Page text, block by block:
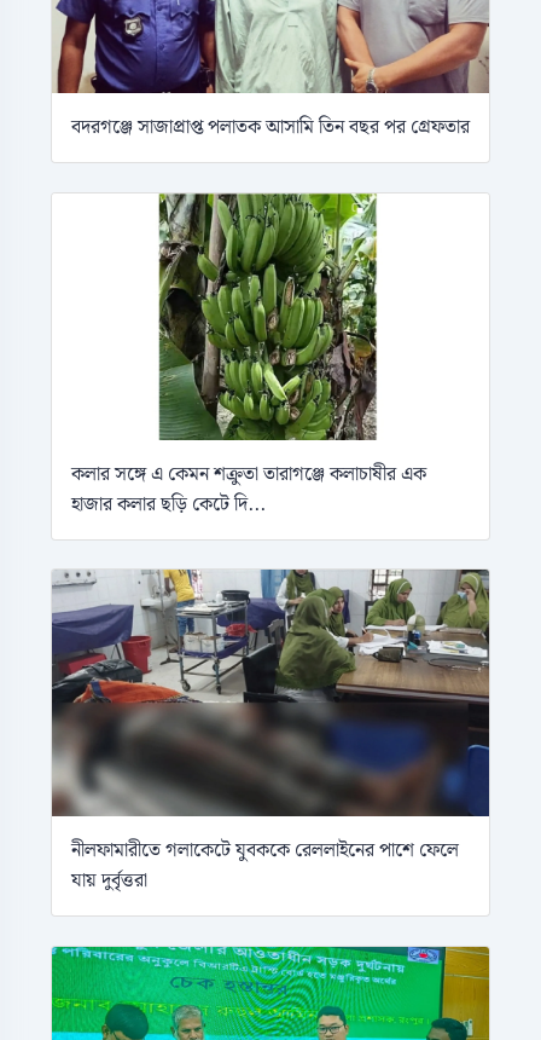
বদরগঞ্জে সাজাপ্রাপ্ত পলাতক আসামি তিন বছর পর গ্রেফতার
কলার সঙ্গে এ কেমন শক্রুতা তারাগঞ্জে কলাচাষীর এক
হাজার কলার ছড়ি কেটে দি...
নীলফামারীতে গলাকেটে যুবককে রেললাইনের পাশে ফেলে
যায় দুর্বৃত্তরা